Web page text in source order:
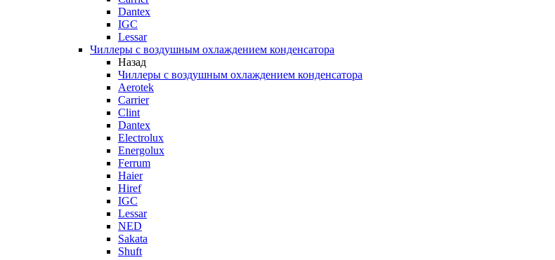
Dantex
IGC
Lessar
Чиллеры с воздушным охлаждением конденсатора
Назад
Чиллеры с воздушным охлаждением конденсатора
Aerotek
Carrier
Clint
Dantex
Electrolux
Energolux
Ferrum
Haier
Hiref
IGC
Lessar
NED
Sakata
Shuft